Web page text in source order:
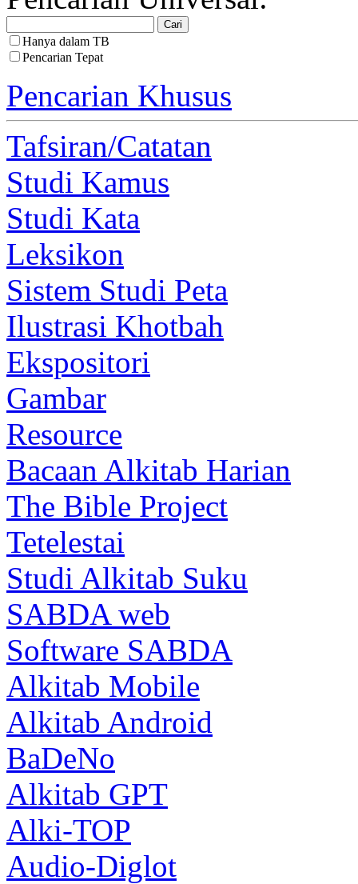
Hanya dalam TB
Pencarian Tepat
Pencarian Khusus
Tafsiran/Catatan
Studi Kamus
Studi Kata
Leksikon
Sistem Studi Peta
Ilustrasi Khotbah
Ekspositori
Gambar
Resource
Bacaan Alkitab Harian
The Bible Project
Tetelestai
Studi Alkitab Suku
SABDA web
Software SABDA
Alkitab Mobile
Alkitab Android
BaDeNo
Alkitab GPT
Alki-TOP
Audio-Diglot